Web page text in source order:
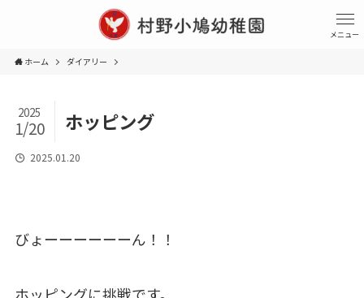
メニュー
ホーム ダイアリー
ホッピング
2025
1/20
2025.01.20
びょーーーーーーん！！